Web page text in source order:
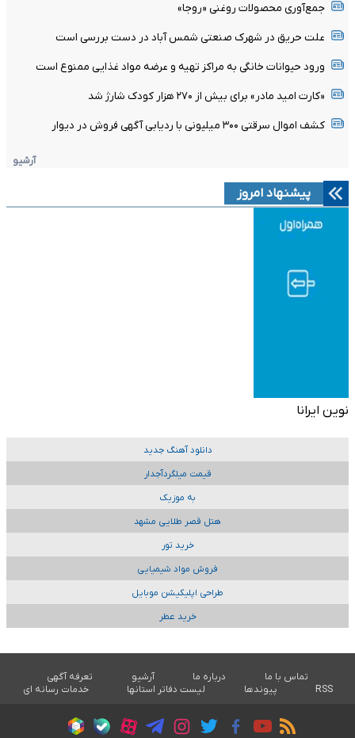
جمع‌آوری محصولات روغنی «روجا»
علت حریق در شهرک صنعتی شمس آباد در دست بررسی است
ورود حیوانات خانگی به مراکز تهیه و عرضه مواد غذایی ممنوع است
«کارت امید مادر» برای بیش از ۲۷۰ هزار کودک شارژ شد
کشف اموال سرقتی ۳۰۰ میلیونی با ردیابی آگهی فروش در دیوار
آرشیو
پیشنهاد امروز
نوین ایرانا
دانلود آهنگ جدید
قیمت میلگردآجدار
به موزیک
هتل قصر طلایی مشهد
خرید تور
فروش مواد شیمیایی
طراحی اپلیکیشن موبایل
خرید عطر
تماس با ما درباره ما آرشیو
تعرفه آگهی
RSS
پیوندها لیست دفاتر استانها خدمات رسانه ای